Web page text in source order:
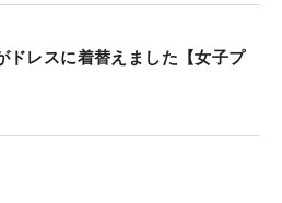
ドレスに着替えました【女子プ